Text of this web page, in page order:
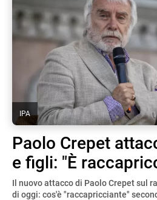
IPA
Paolo Crepet
e figli: "È
Il nuovo attacco di Paolo Crepet sul
di oggi: cos'è "raccapricciante"